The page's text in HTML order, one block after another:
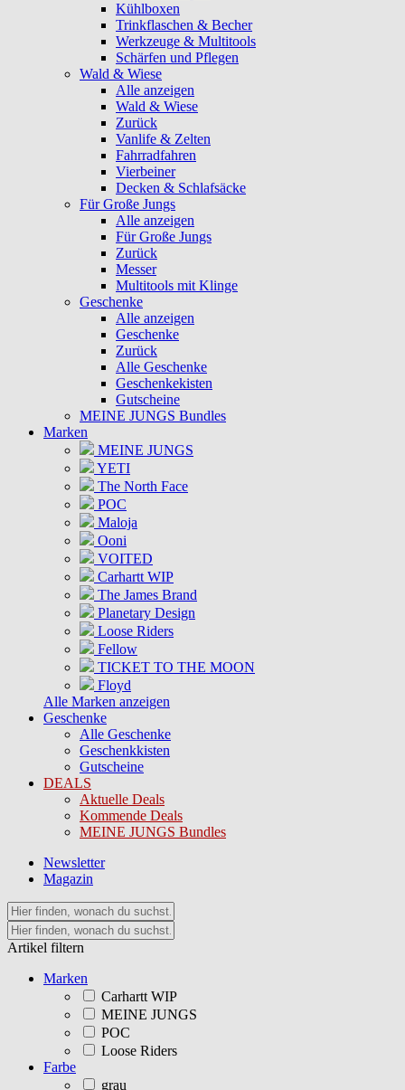
Kühlboxen
Trinkflaschen & Becher
Werkzeuge & Multitools
Schärfen und Pflegen
Wald & Wiese
Alle anzeigen
Wald & Wiese
Zurück
Vanlife & Zelten
Fahrradfahren
Vierbeiner
Decken & Schlafsäcke
Für Große Jungs
Alle anzeigen
Für Große Jungs
Zurück
Messer
Multitools mit Klinge
Geschenke
Alle anzeigen
Geschenke
Zurück
Alle Geschenke
Geschenkekisten
Gutscheine
MEINE JUNGS Bundles
Marken
MEINE JUNGS
YETI
The North Face
POC
Maloja
Ooni
VOITED
Carhartt WIP
The James Brand
Planetary Design
Loose Riders
Fellow
TICKET TO THE MOON
Floyd
Alle Marken anzeigen
Geschenke
Alle Geschenke
Geschenkkisten
Gutscheine
DEALS
Aktuelle Deals
Kommende Deals
MEINE JUNGS Bundles
Newsletter
Magazin
Artikel filtern
Marken
Carhartt WIP
MEINE JUNGS
POC
Loose Riders
Farbe
grau